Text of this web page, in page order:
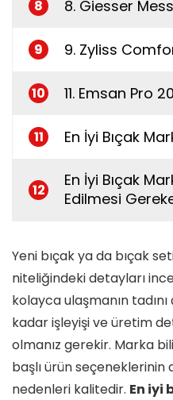
8 8. Giesser
9 9. Zyliss
10 11. Emsan Pro
11 En İyi Bıçak
12
En İyi Bıçak
Edilmesi
Yeni bıçak ya da bıçak
niteliğindeki detayları
kolayca ulaşmanın
kadar işleyişi ve üretim
olmanız gerekir. Marka
başlı ürün
nedenleri kalitedir. En iyi